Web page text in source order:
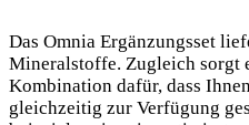
Das Omnia Ergänzungsset
Mineralstoffe. Zugleich sorgt
Kombination dafür, dass
gleichzeitig zur Verfügung